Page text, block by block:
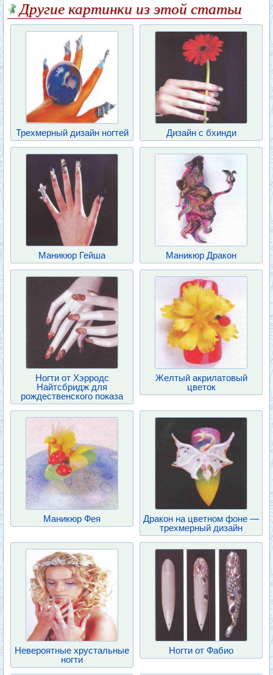
Другие картинки из этой статьи
Трехмерный дизайн ногтей Дизайн с бхинди
Маникюр Гейша Маникюр Дракон
Ногти от Xэрродс
Найтсбридж для
рождественского показа
Желтый акрилатовый
цветок
Маникюр Фея
Дракон на цветном фоне —
трехмерный дизайн
Невероятные хрустальные
ногти
Ногти от Фабио